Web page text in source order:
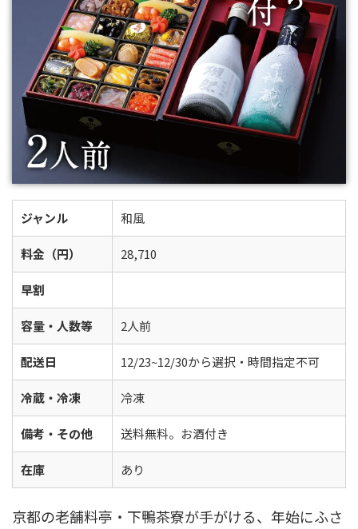
ジャンル 和風
料金（円） 28,710
早割
容量・人数等 2人前
配送日 12/23~12/30から選択・時間指定不可
冷蔵・冷凍 冷凍
備考・その他 送料無料。お酒付き
在庫 あり
京都の老舗料亭・下鴨茶寮が手がける、年始にふさ